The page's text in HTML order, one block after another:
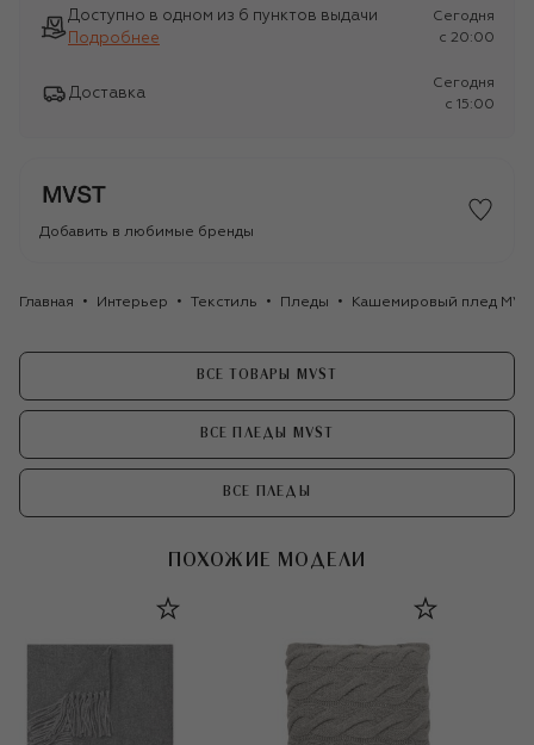
Доступно в одном из 6 пунктов выдачи
Подробнее
Сегодня
c 20:00
Доставка
Сегодня
c 15:00
Добавить в любимые бренды
Главная Интерьер Текстиль Пледы Кашемировый плед
ВСЕ ТОВАРЫ MVST
ВСЕ ПЛЕДЫ MVST
ВСЕ ПЛЕДЫ
ПОХОЖИЕ МОДЕЛИ